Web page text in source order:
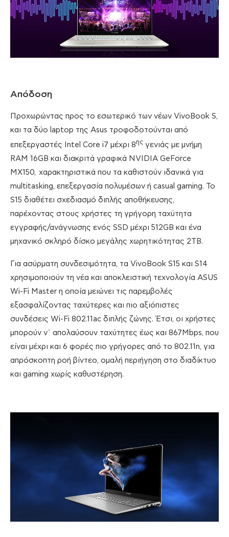
Απόδοση
Προχωρώντας προς το εσωτερικό των νέων VivoBook S,
και τα δύο laptop της Asus τροφοδοτούνται από
επεξεργαστές Intel Core i7 μέχρι 8ης γενιάς με μνήμη
RAM 16GB και διακριτά γραφικά NVIDIA GeForce
MX150, χαρακτηριστικά που τα καθιστούν ιδανικά για
multitasking, επεξεργασία πολυμέσων ή casual gaming. To
S15 διαθέτει σχεδιασμό διπλής αποθήκευσης,
παρέχοντας στους χρήστες τη γρήγορη ταχύτητα
εγγραφής/ανάγνωσης ενός SSD μέχρι 512GB και ένα
μηχανικό σκληρό δίσκο μεγάλης χωρητικότητας 2ΤΒ.
Για ασύρματη συνδεσιμότητα, τα VivoBook S15 και S14
χρησιμοποιούν τη νέα και αποκλειστική τεχνολογία ASUS
Wi-Fi Master η οποία μειώνει τις παρεμβολές
εξασφαλίζοντας ταχύτερες και πιο αξιόπιστες
συνδέσεις Wi-Fi 802.11ac διπλής ζώνης. Έτσι, οι χρήστες
μπορούν ν` απολαύσουν ταχύτητες έως και 867Mbps, που
είναι μέχρι και 6 φορές πιο γρήγορες από το 802.11n, για
απρόσκοπτη ροή βίντεο, ομαλή περιήγηση στο διαδίκτυο
και gaming χωρίς καθυστέρηση.